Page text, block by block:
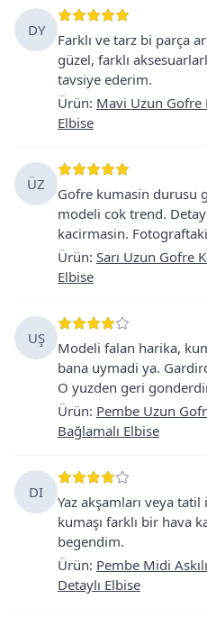
DY
Farklı ve tarz bi parça
güzel, farklı
tavsiye ederim.
Ürün: Mavi Uzun Gofre
Elbise
ÜZ
Gofre kumasin durusu
modeli cok trend.
kacirmasin.
Ürün: Sarı Uzun Gofre
Elbise
UŞ
Modeli falan harika,
bana uymadi ya.
O yuzden geri
Ürün: Pembe Uzun
Bağlamalı Elbise
DI
Yaz akşamları veya
kumaşı farklı bir hava
begendim.
Ürün: Pembe Midi
Detaylı Elbise